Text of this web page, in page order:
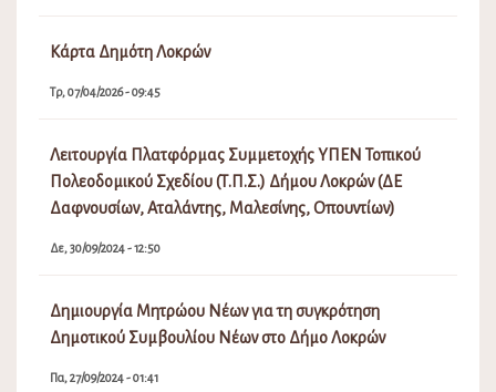
Κάρτα Δημότη Λοκρών
Τρ, 07/04/2026 - 09:45
Λειτουργία Πλατφόρμας Συμμετοχής ΥΠΕΝ Τοπικού
Πολεοδομικού Σχεδίου (Τ.Π.Σ.) Δήμου Λοκρών (ΔΕ
Δαφνουσίων, Αταλάντης, Μαλεσίνης, Οπουντίων)
Δε, 30/09/2024 - 12:50
Δημιουργία Μητρώου Νέων για τη συγκρότηση
Δημοτικού Συμβουλίου Νέων στο Δήμο Λοκρών
Πα, 27/09/2024 - 01:41